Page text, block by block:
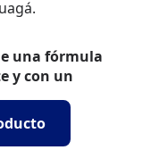
una fórmula
y con un